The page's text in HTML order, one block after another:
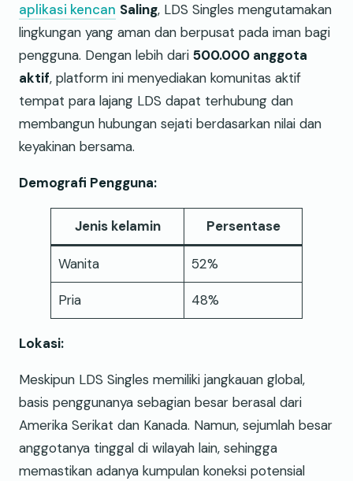
aplikasi kencan Saling, LDS Singles mengutamakan
lingkungan yang aman dan berpusat pada iman bagi
pengguna. Dengan lebih dari 500.000 anggota
aktif, platform ini menyediakan komunitas aktif
tempat para lajang LDS dapat terhubung dan
membangun hubungan sejati berdasarkan nilai dan
keyakinan bersama.
Demografi Pengguna:
Jenis kelamin Persentase
Wanita 52%
Pria 48%
Lokasi:
Meskipun LDS Singles memiliki jangkauan global,
basis penggunanya sebagian besar berasal dari
Amerika Serikat dan Kanada. Namun, sejumlah besar
anggotanya tinggal di wilayah lain, sehingga
memastikan adanya kumpulan koneksi potensial